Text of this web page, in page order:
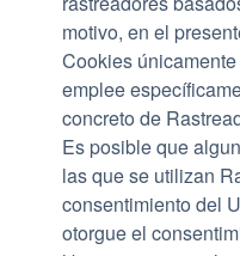
motivo, en el
Cookies
emplee
concreto de
Es posible que
las que se utilizan
consentimiento del
otorgue el